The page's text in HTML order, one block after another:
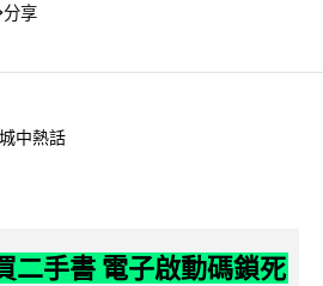
分享
城中熱話
二手書 電子啟動碼鎖死